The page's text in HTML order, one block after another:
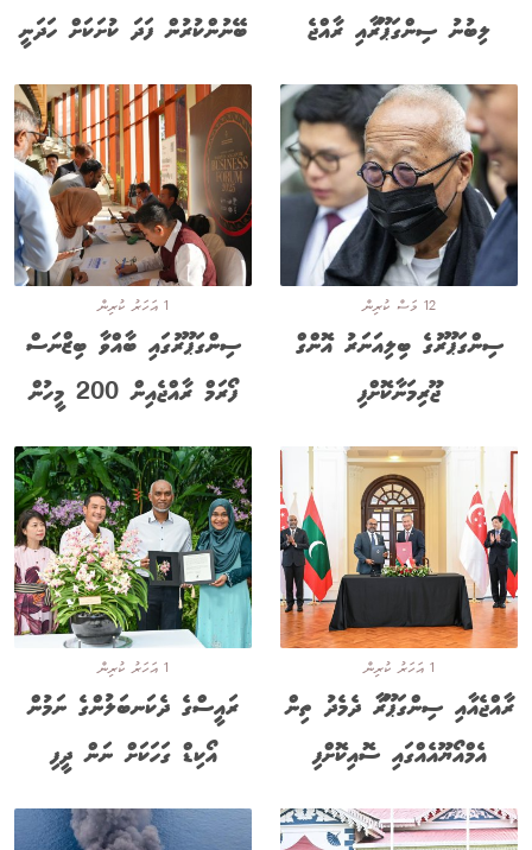
ލިބުނު ސިންގަޕޫރާއި ރާއްޖެ ބޭނުންކުރުން ފަދަ ކުށަކަށް ހަދަނީ
12 މަސް ކުރިން
ސިންގަޕޫރުގެ ބިލިއަނަރު އޮންގް
ޖޫރިމަނާކޮށްފި
1 އަހަރު ކުރިން
ސިންގަޕޫރުގައި ބާއްވާ ބިޒްނަސް
ފޯރަމް ރާއްޖެއިން 200 މީހުން
1 އަހަރު ކުރިން
ރާއްޖެއާއި ސިންގަޕޫރާ ދެމެދު ތިން
އެމްއޯޔޫއެއްގައި ސޮއިކޮށްފި
1 އަހަރު ކުރިން
ރައީސްގެ ދެކަނބަލުންގެ ނަމުން
އޯކިޑް ގަހަކަށް ނަން ދީފި